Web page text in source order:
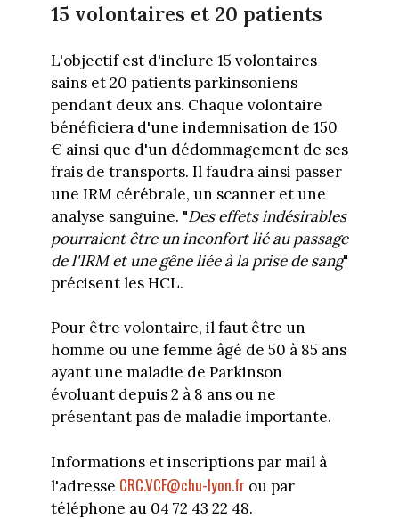
15 volontaires et 20 patients
L'objectif est d'inclure 15 volontaires
sains et 20 patients parkinsoniens
pendant deux ans. Chaque volontaire
bénéficiera d'une indemnisation de 150
€ ainsi que d'un dédommagement de ses
frais de transports. Il faudra ainsi passer
une IRM cérébrale, un scanner et une
analyse sanguine. "Des effets indésirables
pourraient être un inconfort lié au passage
de l'IRM et une gêne liée à la prise de sang"
précisent les HCL.
Pour être volontaire, il faut être un
homme ou une femme âgé de 50 à 85 ans
ayant une maladie de Parkinson
évoluant depuis 2 à 8 ans ou ne
présentant pas de maladie importante.
Informations et inscriptions par mail à
l'adresse CRC.VCF@chu-lyon.fr ou par
téléphone au 04 72 43 22 48.